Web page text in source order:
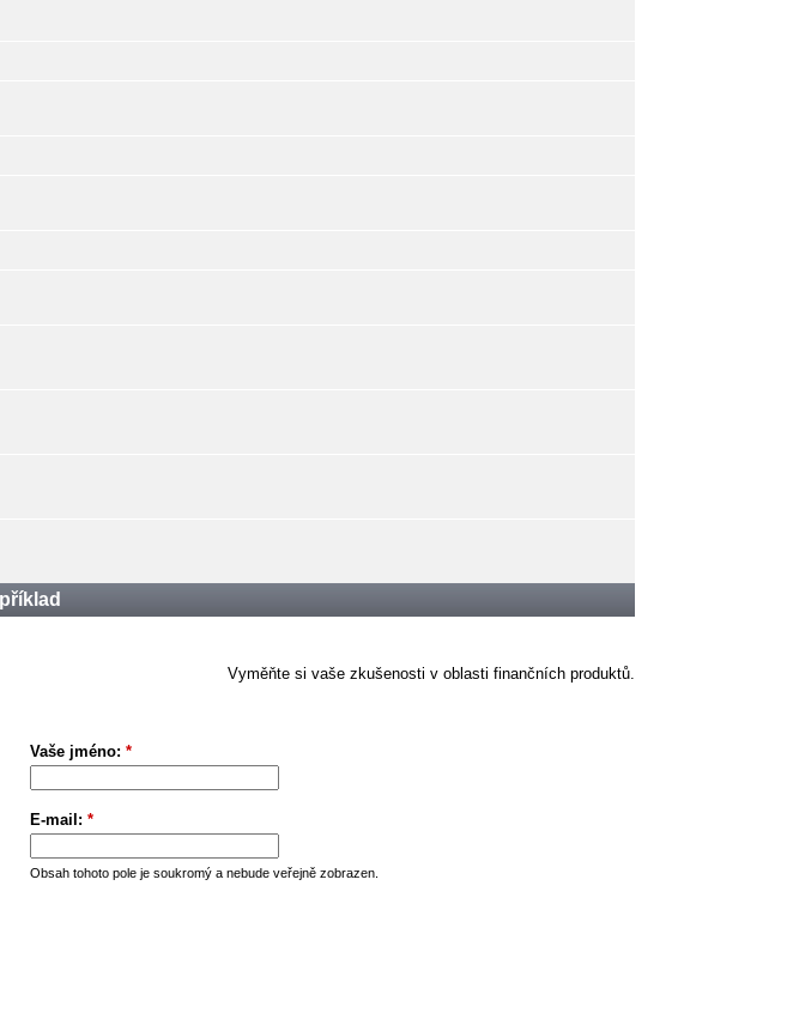
Vyměňte si vaše zkušenosti v oblasti finančních produktů.
Vaše jméno: *
E-mail: *
Obsah tohoto pole je soukromý a nebude veřejně zobrazen.